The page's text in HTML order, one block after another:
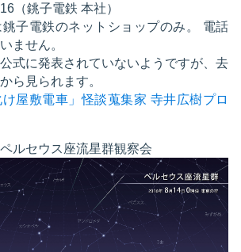
（銚子電鉄 本社）
子電鉄のネットショップのみ。 電話
ません。
式に発表されていないようですが、去
ら見られます。
屋敷電車」怪談蒐集家 寺井広樹プロ
ルセウス座流星群観察会